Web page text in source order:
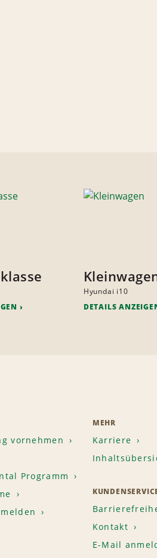
Hyundai i10
DETAILS
vornehmen
Programm
MEHR
Karriere
Kontakt
E-Mail